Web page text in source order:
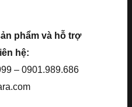
phẩm và hỗ trợ
hệ:
– 0901.989.686